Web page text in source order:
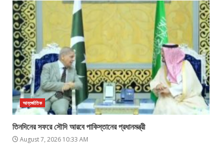
আন্তর্জাতিক
তিনদিনের সফরে সৌদি আরবে পাকিস্তানের প্রধানমন্ত্রী
August 7, 2026 10:33 AM